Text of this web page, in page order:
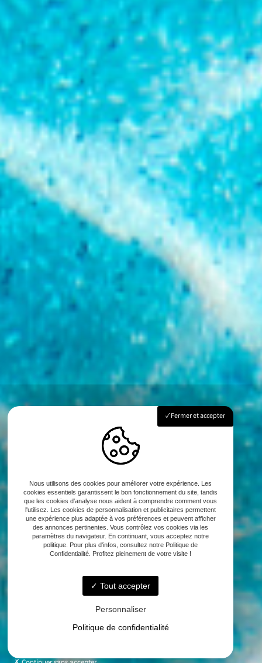
Fermer et accepter
Nous utilisons des cookies pour améliorer votre expérience. Les
cookies essentiels garantissent le bon fonctionnement du site, tandis
que les cookies d'analyse nous aident à comprendre comment vous
l'utilisez. Les cookies de personnalisation et publicitaires permettent
une expérience plus adaptée à vos préférences et peuvent afficher
des annonces pertinentes. Vous contrôlez vos cookies via les
paramètres du navigateur. En continuant, vous acceptez notre
politique. Pour plus d'infos, consultez notre Politique de
Confidentialité. Profitez pleinement de votre visite !
Tout accepter
Personnaliser
Politique de confidentialité